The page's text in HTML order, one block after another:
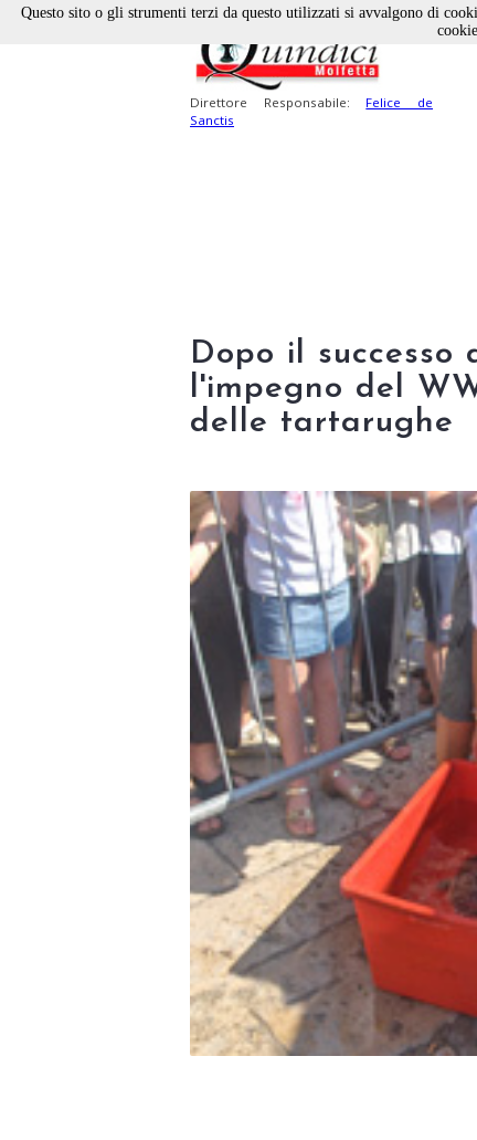
Direttore Responsabile: Felice de
Sanctis
Dopo il successo
l'impegno del
delle tartarughe
Questo sito o gli strumenti terzi da questo utilizzati si avvalgono di